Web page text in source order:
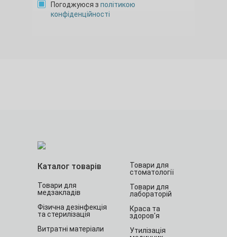
Погоджуюся з політикою
конфіденційності
Каталог товарів
Товари для
медзакладів
Фізична дезінфекція
та стерилізація
Витратні матеріали
Товари для
стоматології
Товари для
лабораторій
Краса та
здоров'я
Утилізація